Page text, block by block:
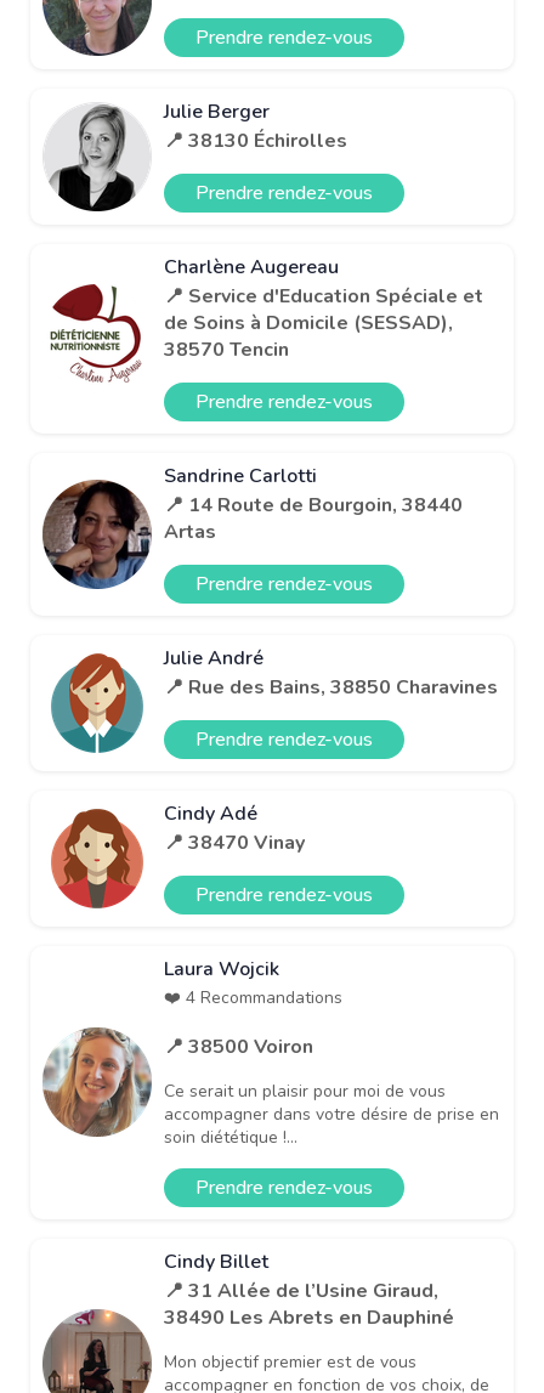
Prendre rendez-vous
Julie Berger
📍 38130 Échirolles
Prendre rendez-vous
Charlène Augereau
📍 Service d'Education Spéciale et
de Soins à Domicile (SESSAD),
38570 Tencin
Prendre rendez-vous
Sandrine Carlotti
📍 14 Route de Bourgoin, 38440
Artas
Prendre rendez-vous
Julie André
📍 Rue des Bains, 38850 Charavines
Prendre rendez-vous
Cindy Adé
📍 38470 Vinay
Prendre rendez-vous
Laura Wojcik
❤️ 4 Recommandations
📍 38500 Voiron
Ce serait un plaisir pour moi de vous
accompagner dans votre désire de prise en
soin diététique !...
Prendre rendez-vous
Cindy Billet
📍 31 Allée de l’Usine Giraud,
38490 Les Abrets en Dauphiné
Mon objectif premier est de vous
accompagner en fonction de vos choix, de